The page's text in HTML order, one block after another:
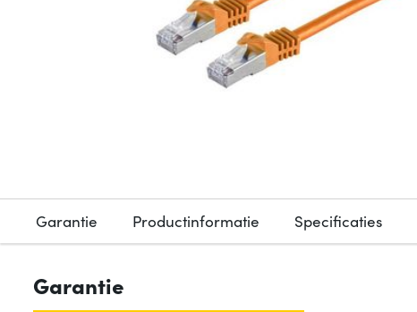
Garantie Productinformatie Specificaties
Garantie